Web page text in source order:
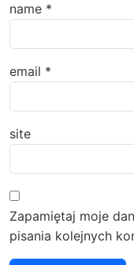
name *
email *
site
Zapamiętaj moje
pisania kolejnych